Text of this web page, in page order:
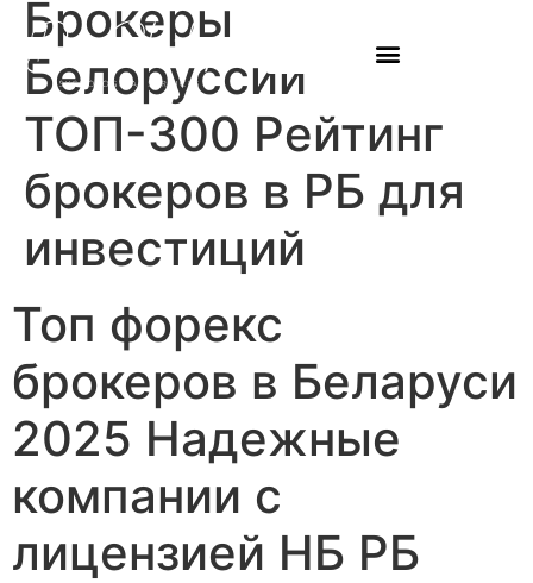
Брокеры
Белоруссии
ТОП-300 Рейтинг
брокеров в РБ для
инвестиций
Топ форекс
брокеров в Беларуси
2025 Надежные
компании с
лицензией НБ РБ